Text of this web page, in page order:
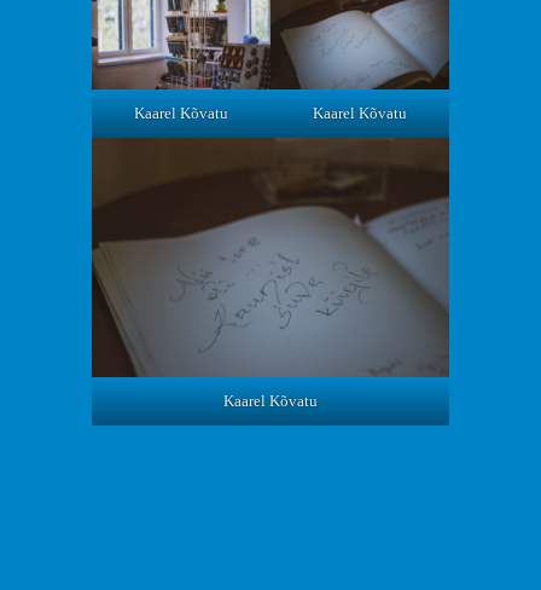
Kaarel Kõvatu Kaarel Kõvatu
Kaarel Kõvatu